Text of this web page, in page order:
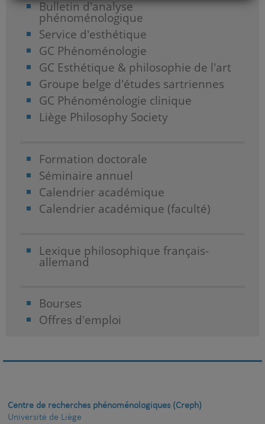
Bulletin d'analyse
phénoménologique
Service d'esthétique
GC Phénoménologie
GC Esthétique & philosophie de l'art
Groupe belge d'études sartriennes
GC Phénoménologie clinique
Liège Philosophy Society
Formation doctorale
Séminaire annuel
Calendrier académique
Calendrier académique (faculté)
Lexique philosophique français-
allemand
Bourses
Offres d'emploi
Centre de recherches phénoménologiques (Creph)
Université de Liège